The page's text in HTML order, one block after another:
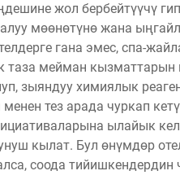
жол бербейтүүчү
мөөнөтүнө жана
гана эмес, спа-
таза мейман
зыяндуу химиялык
тез арада чуркап
ылайык
кылат. Бул өнүмдөр
соода тийишкендердин